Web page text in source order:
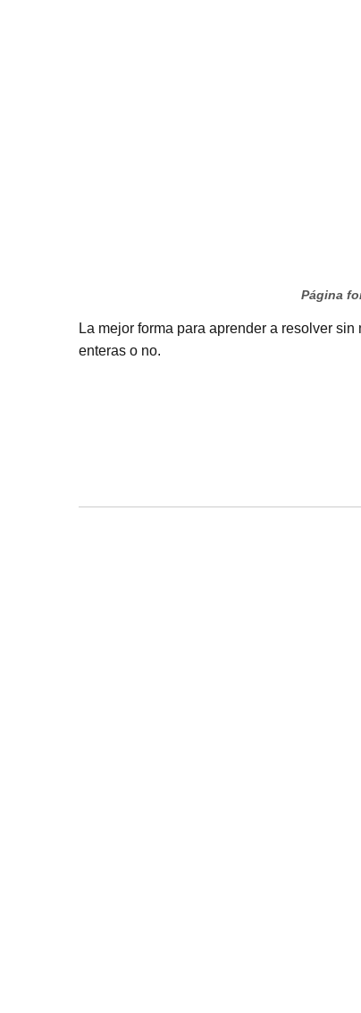
Página
La mejor forma para aprender a resolver
enteras o no.